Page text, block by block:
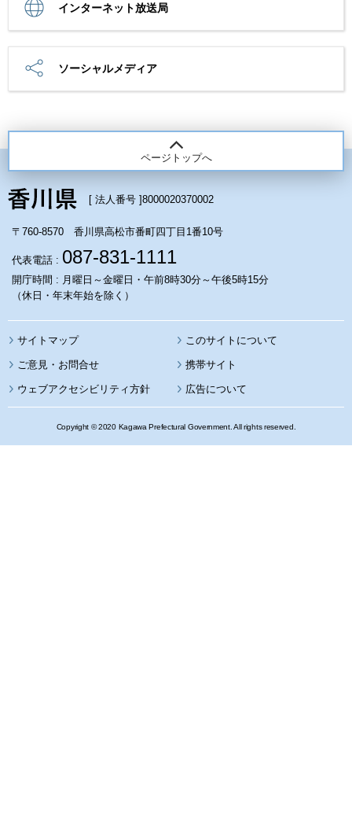
インターネット放送局
ソーシャルメディア
ページトップへ
[ 法人番号 ]8000020370002
〒760-8570 香川県高松市番町四丁目1番10号
代表電話 : 087-831-1111
開庁時間 : 月曜日～金曜日・午前8時30分～午後5時15分
（休日・年末年始を除く）
サイトマップ このサイトについて
携帯サイト
ウェブアクセシビリティ方針 広告について
Copyright © 2020 Kagawa Prefectural Government. All rights reserved.